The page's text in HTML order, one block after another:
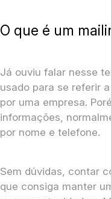
O que é um
Já ouviu falar nesse
usado para se referir
por uma empresa.
informações,
por nome e telefone.
Sem dúvidas, contar
que consiga manter